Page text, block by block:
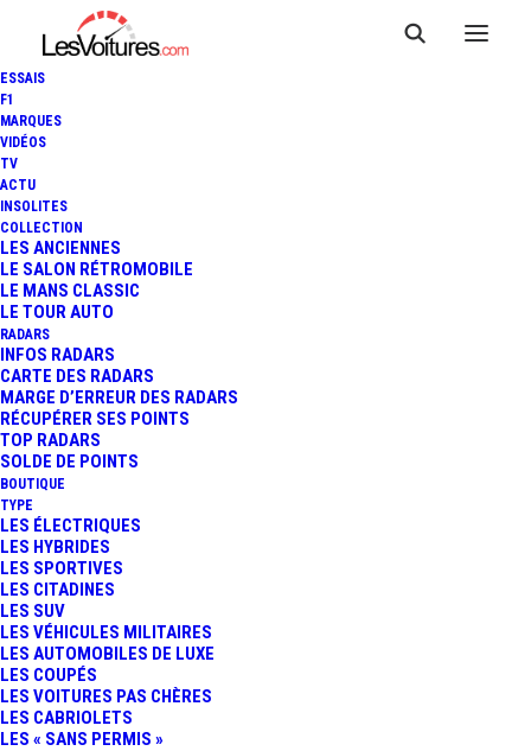
ESSAIS
F1
MARQUES
VIDÉOS
TV
ACTU
INSOLITES
COLLECTION
LES ANCIENNES
LE SALON RÉTROMOBILE
LE MANS CLASSIC
LE TOUR AUTO
RADARS
INFOS RADARS
CARTE DES RADARS
MARGE D’ERREUR DES RADARS
RÉCUPÉRER SES POINTS
TOP RADARS
SOLDE DE POINTS
BOUTIQUE
TYPE
LES ÉLECTRIQUES
LES HYBRIDES
LES SPORTIVES
LES CITADINES
LES SUV
LES VÉHICULES MILITAIRES
LES AUTOMOBILES DE LUXE
LES COUPÉS
LES VOITURES PAS CHÈRES
LES CABRIOLETS
LES « SANS PERMIS »
Saint-Julien-de-
Cassagnas
Cette Aire de covoiturage
mairie Saint-Julien-De-Cassagnas
de-Cassagnas
(Occitanie ), est un lieu pratique et accessible pour
faciliter vos déplacements partagés. Positionnée
proximité de
emplacement stratégique
trajets du quotidien ou les longues distances.
Avec ses 2 places de stationnement
Saint-Julien-De-Cassagnas
aménagée pour accueillir les covoitureurs dans des
bonnes conditions. Que vous soyez conducteur ou